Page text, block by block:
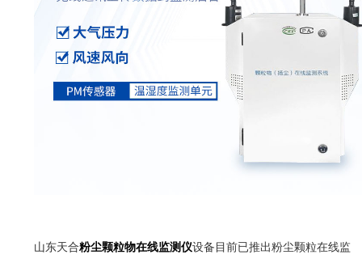
山东天合粉尘颗粒物在线监测仪设备目前已推出粉尘颗粒在线监